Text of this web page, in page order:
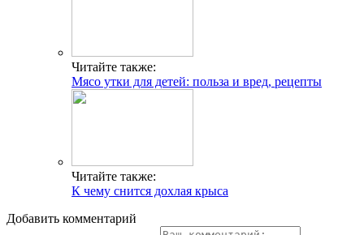
Читайте также:
Мясо утки для детей: польза и вред, рецепты
Читайте также:
К чему снится дохлая крыса
Добавить комментарий